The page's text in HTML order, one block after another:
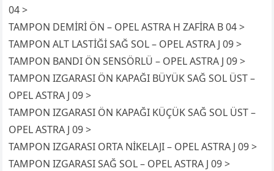
04 >
TAMPON DEMİRİ ÖN – OPEL ASTRA H ZAFİRA B 04 >
TAMPON ALT LASTİĞİ SAĞ SOL – OPEL ASTRA J 09 >
TAMPON BANDI ÖN SENSÖRLÜ – OPEL ASTRA J 09 >
TAMPON IZGARASI ÖN KAPAĞI BÜYÜK SAĞ SOL ÜST –
OPEL ASTRA J 09 >
TAMPON IZGARASI ÖN KAPAĞI KÜÇÜK SAĞ SOL ÜST –
OPEL ASTRA J 09 >
TAMPON IZGARASI ORTA NİKELAJI – OPEL ASTRA J 09 >
TAMPON IZGARASI SAĞ SOL – OPEL ASTRA J 09 >